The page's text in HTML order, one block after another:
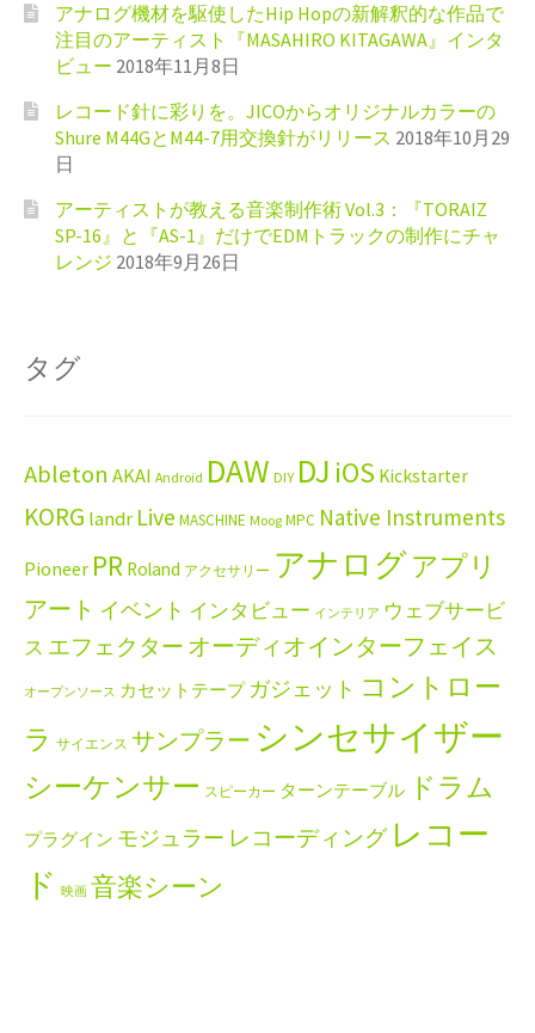
アナログ機材を駆使したHip Hopの新解釈的な作品で
注目のアーティスト『MASAHIRO KITAGAWA』インタ
ビュー 2018年11月8日
レコード針に彩りを。JICOからオリジナルカラーの
Shure M44GとM44-7用交換針がリリース 2018年10月29
日
アーティストが教える音楽制作術 Vol.3：『TORAIZ
SP-16』と『AS-1』だけでEDMトラックの制作にチャ
レンジ 2018年9月26日
タグ
Ableton AKAI Android DAW DIY DJ iOS Kickstarter
KORG landr Live MASCHINE Moog MPC Native Instruments
Pioneer PR Roland アクセサリー アナログアプリ
アート イベント インタビュー インテリア ウェブサービ
ス エフェクター オーディオインターフェイス
オープンソース カセットテープ ガジェット コントロー
ラ サイエンス サンプラー シンセサイザー
シーケンサー スピーカー ターンテーブル ドラム
プラグイン モジュラー レコーディング レコー
ド 映画 音楽シーン